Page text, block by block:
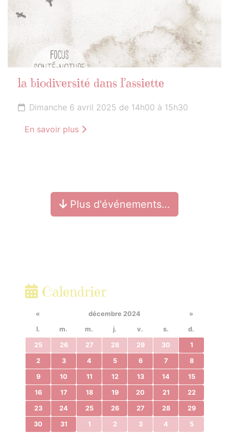
la biodiversité dans l’assiette
Dimanche 6 avril 2025 de 14h00 à 15h30
En savoir plus
Plus d'événements…
Calendrier
« décembre 2024
»
l.
m. m. j. v. s. d.
25 26 27 28 29 30 1
2 3 4 5 6 7 8
9 10 11 12 13 14 15
16 17 18 19 20 21 22
23 24 25 26 27 28 29
30 31 1 2 3 4 5